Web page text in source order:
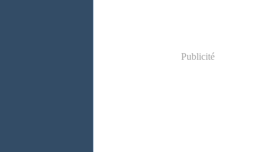
Publicité